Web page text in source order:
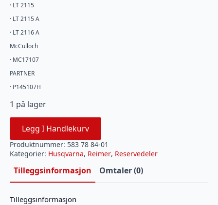
· LT 2115
· LT 2115 A
· LT 2116 A
McCulloch
· MC17107
PARTNER
· P145107H
1 på lager
Legg I Handlekurv
Produktnummer: 583 78 84-01
Kategorier: Husqvarna, Reimer, Reservedeler
Tilleggsinformasjon Omtaler (0)
Tilleggsinformasjon